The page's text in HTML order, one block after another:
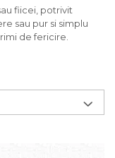
fiicei, potrivit
sau pur si simplu
de fericire.